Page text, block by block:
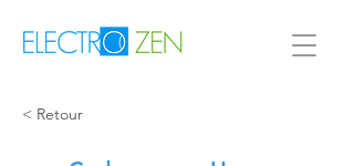
< Retour